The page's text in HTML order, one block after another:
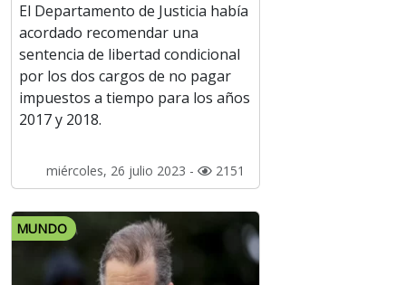
El Departamento de Justicia había
acordado recomendar una
sentencia de libertad condicional
por los dos cargos de no pagar
impuestos a tiempo para los años
2017 y 2018.
miércoles, 26 julio 2023 - 2151
MUNDO